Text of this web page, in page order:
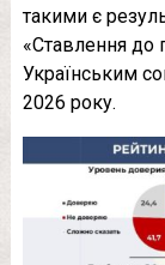
такими є
«Ставлення до
Українським
2026 року.